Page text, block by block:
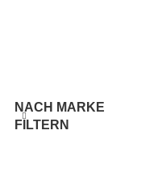
NACH MARKE
FILTERN